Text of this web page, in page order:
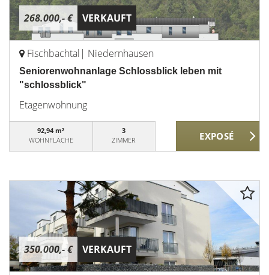
268.000,- € VERKAUFT
Fischbachtal| Niedernhausen
Seniorenwohnanlage Schlossblick leben mit
"schlossblick"
Etagenwohnung
92,94 m²
WOHNFLÄCHE
3
ZIMMER
350.000,- € VERKAUFT